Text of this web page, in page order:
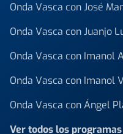
Onda Vasca con José
Onda Vasca con Juanjo
Onda Vasca con Imanol
Onda Vasca con Imanol
Onda Vasca con Ángel
Ver todos los programas